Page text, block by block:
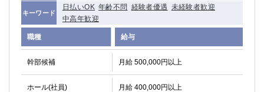
キーワード
日払いOK 年齢不問 経験者優遇 未経験者歓迎
中高年歓迎
職種 給与
幹部候補 月給 500,000円以上
ホール(社員) 月給 400,000円以上